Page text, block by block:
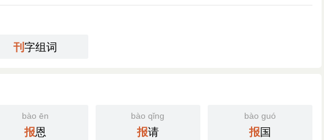
刊字组词
bào ēn
报恩
bào qǐng
报请
bào guó
报国